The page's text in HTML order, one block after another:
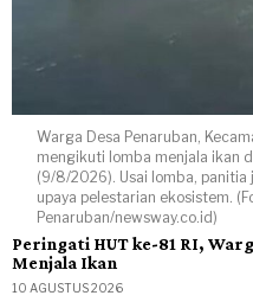
Warga Desa Penaruban,
mengikuti lomba menjala ikan
(9/8/2026). Usai lomba,
upaya pelestarian ekosistem.
Penaruban/newsway.co.id)
Peringati HUT ke-81 RI,
Menjala Ikan
10 AGUSTUS 2026